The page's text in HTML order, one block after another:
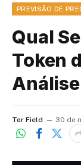
PREVISÃO DE
Qual
Token
Tor Field 30 de